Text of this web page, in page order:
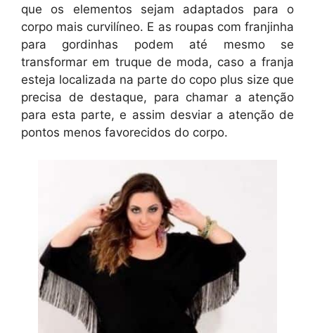
que os elementos sejam adaptados para o
corpo mais curvilíneo. E as roupas com franjinha
para gordinhas podem até mesmo se
transformar em truque de moda, caso a franja
esteja localizada na parte do copo plus size que
precisa de destaque, para chamar a atenção
para esta parte, e assim desviar a atenção de
pontos menos favorecidos do corpo.